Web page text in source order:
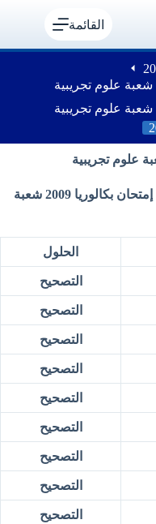
القائمة
إمتحان
بكالوريا 2009 شعبة
الحلول
التصحيح
التصحيح
التصحيح
التصحيح
التصحيح
التصحيح
التصحيح
التصحيح
التصحيح